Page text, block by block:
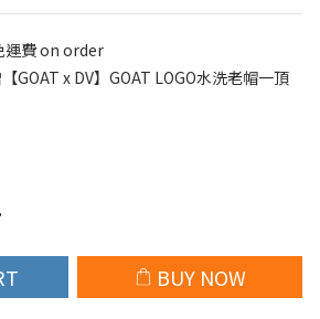
運費 on order
GOAT x DV】GOAT LOGO水洗老帽一頂
BUY NOW